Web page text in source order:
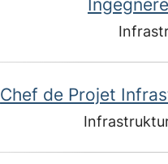
Chef de Projet